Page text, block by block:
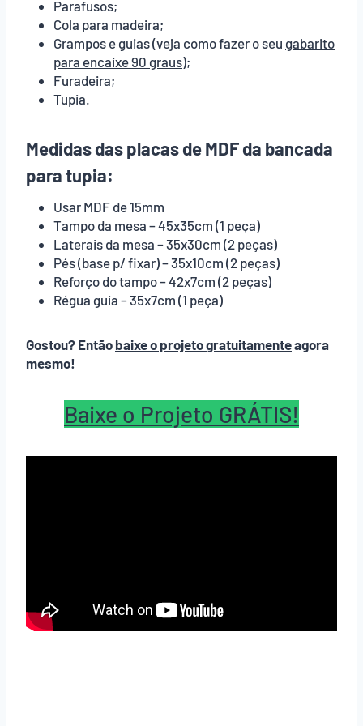
Parafusos;
Cola para madeira;
Grampos e guias (veja como fazer o seu gabarito
para encaixe 90 graus);
Furadeira;
Tupia.
Medidas das placas de MDF da bancada
para tupia:
Usar MDF de 15mm
Tampo da mesa – 45x35cm (1 peça)
Laterais da mesa – 35x30cm (2 peças)
Pés (base p/ fixar) – 35x10cm (2 peças)
Reforço do tampo – 42x7cm (2 peças)
Régua guia – 35x7cm (1 peça)
Gostou? Então baixe o projeto gratuitamenteagora
mesmo!
Baixe o Projeto GRÁTIS!